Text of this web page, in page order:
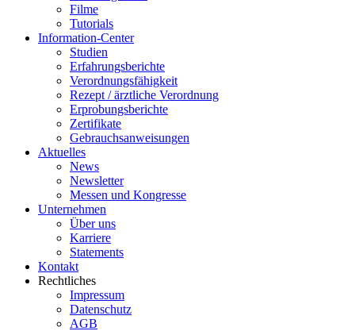
Filme
Tutorials
Information-Center
Studien
Erfahrungsberichte
Verordnungsfähigkeit
Rezept / ärztliche Verordnung
Erprobungsberichte
Zertifikate
Gebrauchsanweisungen
Aktuelles
News
Newsletter
Messen und Kongresse
Unternehmen
Über uns
Karriere
Statements
Kontakt
Rechtliches
Impressum
Datenschutz
AGB